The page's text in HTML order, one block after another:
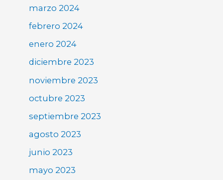
marzo 2024
febrero 2024
enero 2024
diciembre 2023
noviembre 2023
octubre 2023
septiembre 2023
agosto 2023
junio 2023
mayo 2023